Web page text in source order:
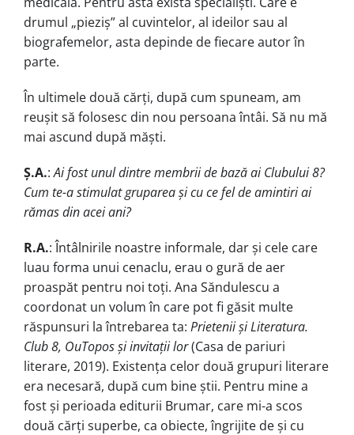
drumul „pieziș” al cuvintelor, al ideilor sau al
biografemelor, asta depinde de fiecare autor în
parte.
În ultimele două cărți, după cum spuneam, am
reușit să folosesc din nou persoana întâi. Să nu mă
mai ascund după măști.
Ș.A.:Ai fost unul dintre membrii de bază ai Clubului 8?
Cum te-a stimulat gruparea și cu ce fel de amintiri ai
rămas din acei ani?
R.A.: Întâlnirile noastre informale, dar și cele care
luau forma unui cenaclu, erau o gură de aer
proaspăt pentru noi toți. Ana Săndulescu a
coordonat un volum în care pot fi găsit multe
răspunsuri la întrebarea ta: Prietenii și Literatura.
Club 8, OuTopos și invitații lor(Casa de pariuri
literare, 2019). Existența celor două grupuri literare
era necesară, după cum bine știi. Pentru mine a
fost și perioada editurii Brumar, care mi-a scos
două cărți superbe, ca obiecte, îngrijite de și cu